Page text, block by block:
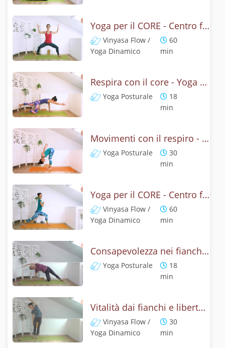
Yoga per il CORE - Centro forte e addome consapevole
Vinyasa Flow /
Yoga Dinamico
60
min
Respira con il core - Yoga addominali e respirazione
Yoga Posturale
18
min
Movimenti con il respiro - Yoga dinamico per il core
Yoga Posturale
30
min
Yoga per il CORE - Centro forte e addominali consapevoli
Vinyasa Flow /
Yoga Dinamico
60
min
Consapevolezza nei fianchi - Yoga
Yoga Posturale
18
min
Vitalità dai fianchi e libertà del respiro - Yoga core
Vinyasa Flow /
Yoga Dinamico
30
min